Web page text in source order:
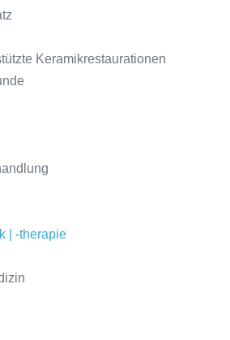
Keramikrestaurationen
| -therapie